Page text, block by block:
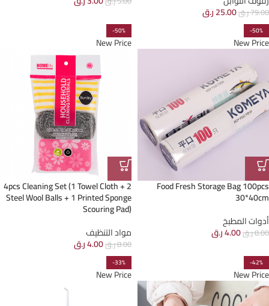
79.00ر.ق25.00ر.ق
-50%
New Price
Food Fresh Storage Bag 100pcs
30*40cm
أدوات المطبخ
8.00ر.ق4.00ر.ق
-50%
New Price
4pcs Cleaning Set (1 Towel Cloth + 2
Steel Wool Balls + 1 Printed Sponge
Scouring Pad)
مواد التنظيف
8.00ر.ق4.00ر.ق
-42%
New Price
-33%
New Price